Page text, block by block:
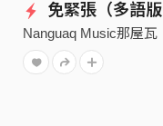
免緊張（多語版）ABAO阿爆｜Arase阿拉斯｜HengJones R.fu｜那屋瓦少女隊（Kivi 真愛 曾妮）
Nanguaq Music那屋瓦